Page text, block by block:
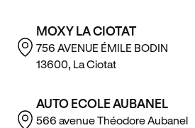
MOXY LA CIOTAT
756 AVENUE ÉMILE BODIN
13600, La Ciotat
AUTO ECOLE AUBANEL
566 avenue Théodore Aubanel